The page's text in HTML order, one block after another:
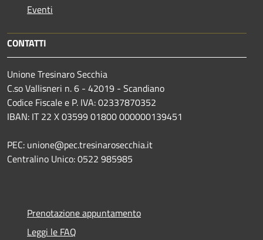
Eventi
CONTATTI
Unione Tresinaro Secchia
C.so Vallisneri n. 6 - 42019 - Scandiano
Codice Fiscale e P. IVA: 02337870352
IBAN: IT 22 X 03599 01800 000000139451
PEC: unione@pec.tresinarosecchia.it
Centralino Unico: 0522 985985
Prenotazione appuntamento
Leggi le FAQ